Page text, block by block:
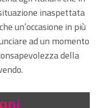
inaspettata
un’occasione in più
ad un momento
della